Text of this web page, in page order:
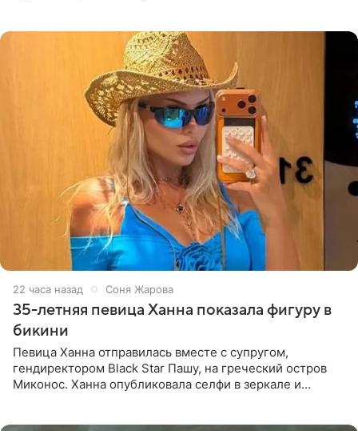
22 часа назад Соня Жарова
35-летняя певица Ханна показала фигуру в
бикини
Певица Ханна отправилась вместе с супругом,
гендиректором Black Star Пашу, на греческий остров
Миконос. Ханна опубликовала селфи в зеркале и